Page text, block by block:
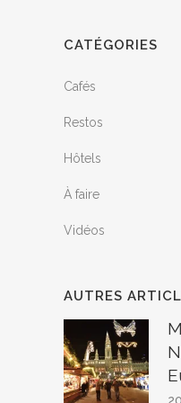
CATÉGORIES
Cafés
Restos
Hôtels
À faire
Vidéos
AUTRES